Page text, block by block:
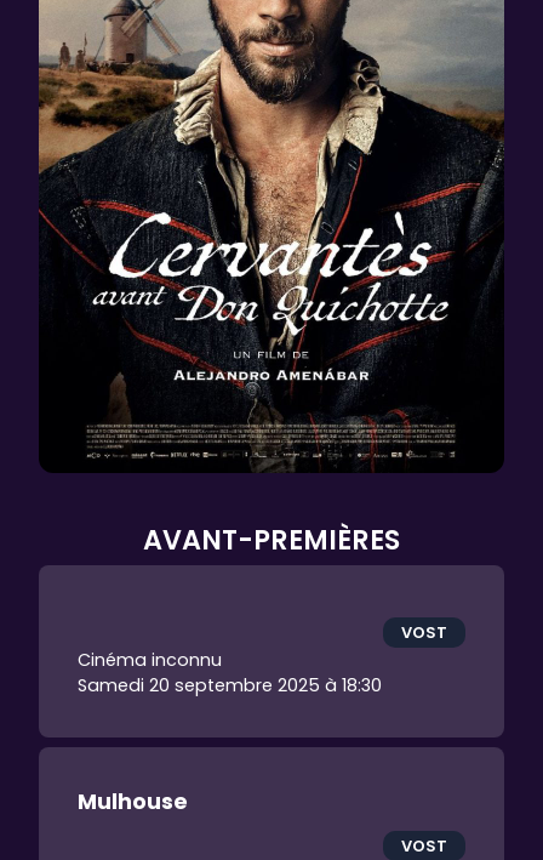
AVANT-PREMIÈRES
VOST
Cinéma inconnu
Samedi 20 septembre 2025 à 18:30
Mulhouse
VOST